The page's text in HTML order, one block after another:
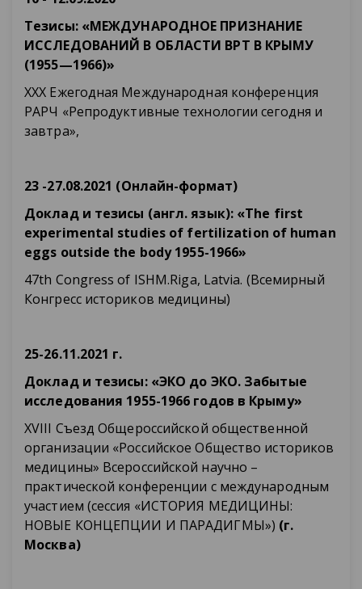
Тезисы: «МЕЖДУНАРОДНОЕ ПРИЗНАНИЕ
ИССЛЕДОВАНИЙ В ОБЛАСТИ ВРТ В КРЫМУ
(1955—1966)»
XXX Ежегодная Международная конференция
РАРЧ «Репродуктивные технологии сегодня и
завтра»,
23 -27.08.2021 (Онлайн-формат)
Доклади тезисы (англ. язык): «The first
experimental studies of fertilization of human
eggs outside the body 1955-1966»
47th Congress of ISHM.Riga, Latvia. (Всемирный
Конгресс историков медицины)
25-26.11.2021 г.
Доклад и тезисы: «ЭКО до ЭКО. Забытые
исследования 1955-1966 годов в Крыму»
ХVIII Съезд Общероссийской общественной
организации «Российское Общество историков
медицины» Всероссийской научно –
практической конференции с международным
участием (сессия «ИСТОРИЯ МЕДИЦИНЫ:
НОВЫЕ КОНЦЕПЦИИ И ПАРАДИГМЫ») (г.
Москва)